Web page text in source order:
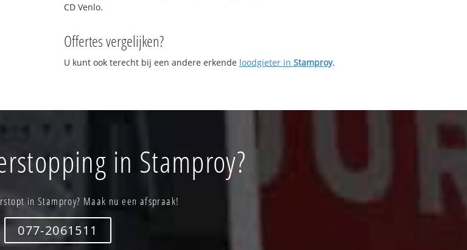
CD Venlo.
Offertes vergelijken?
U kunt ook terecht bij een andere erkende loodgieter in Stamproy.
in Stamproy?
in Stamproy? Maak nu een afspraak!
077-2061511